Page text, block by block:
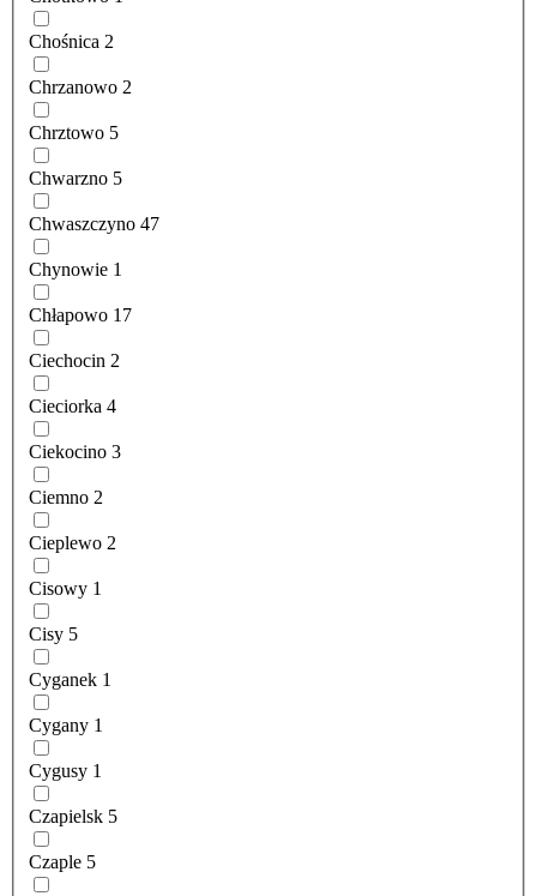
Chośnica 2
Chrzanowo 2
Chrztowo 5
Chwarzno 5
Chwaszczyno 47
Chynowie 1
Chłapowo 17
Ciechocin 2
Cieciorka 4
Ciekocino 3
Ciemno 2
Cieplewo 2
Cisowy 1
Cisy 5
Cyganek 1
Cygany 1
Cygusy 1
Czapielsk 5
Czaple 5